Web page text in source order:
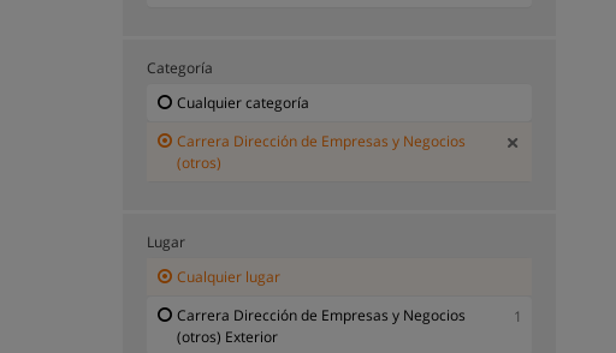
Categoría
Cualquier categoría
Carrera Dirección de Empresas y Negocios
(otros)
Lugar
Cualquier lugar
Carrera Dirección de Empresas y Negocios
(otros) Exterior
1